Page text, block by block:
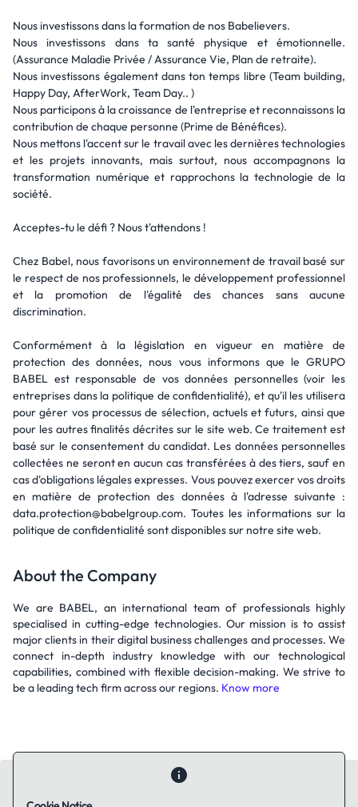
Nous investissons dans la formation de nos Babelievers.
Nous investissons dans ta santé physique et émotionnelle.
(Assurance Maladie Privée / Assurance Vie, Plan de retraite).
Nous investissons également dans ton temps libre (Team building,
Happy Day, AfterWork, Team Day.. )
Nous participons à la croissance de l'entreprise et reconnaissons la
contribution de chaque personne (Prime de Bénéfices).
Nous mettons l'accent sur le travail avec les dernières technologies
et les projets innovants, mais surtout, nous accompagnons la
transformation numérique et rapprochons la technologie de la
société.
Acceptes-tu le défi ? Nous t'attendons !
Chez Babel, nous favorisons un environnement de travail basé sur
le respect de nos professionnels, le développement professionnel
et la promotion de l'égalité des chances sans aucune
discrimination.
Conformément à la législation en vigueur en matière de
protection des données, nous vous informons que le GRUPO
BABEL est responsable de vos données personnelles (voir les
entreprises dans la politique de confidentialité), et qu'il les utilisera
pour gérer vos processus de sélection, actuels et futurs, ainsi que
pour les autres finalités décrites sur le site web. Ce traitement est
basé sur le consentement du candidat. Les données personnelles
collectées ne seront en aucun cas transférées à des tiers, sauf en
cas d'obligations légales expresses. Vous pouvez exercer vos droits
en matière de protection des données à l'adresse suivante :
data.protection@babelgroup.com. Toutes les informations sur la
politique de confidentialité sont disponibles sur notre site web.
About the Company
We are BABEL, an international team of professionals highly
specialised in cutting-edge technologies. Our mission is to assist
major clients in their digital business challenges and processes. We
connect in-depth industry knowledge with our technological
capabilities, combined with flexible decision-making. We strive to
be a leading tech firm across our regions. Know more